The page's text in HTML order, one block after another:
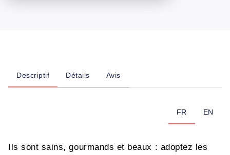
Descriptif Détails Avis
FR EN
Ils sont sains, gourmands et beaux : adoptez les